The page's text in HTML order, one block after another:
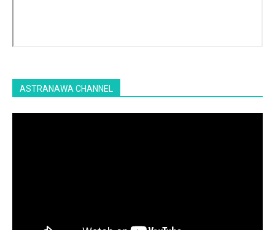
ASTRANAWA CHANNEL